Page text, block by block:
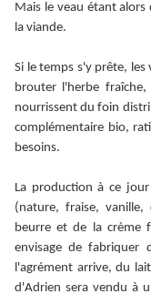
Mais le veau étant alors
la viande.
Si le temps s'y prête, les
brouter l'herbe
nourrissent du foin
complémentaire bio,
besoins.
La production à ce
(nature, fraise,
beurre et de la crème
envisage de fabriquer
l'agrément arrive, du
d'Adrien sera vendu à